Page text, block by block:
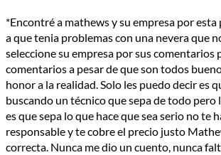
*Encontré a mathews y su empresa por
a que tenia problemas con una nevera que
seleccione su empresa por sus comentarios
comentarios a pesar de que son todos
honor a la realidad. Solo les puedo decir es
buscando un técnico que sepa de todo
es que sepa lo que hace que sea serio no te
responsable y te cobre el precio justo
correcta. Nunca me dio un cuento, nunca